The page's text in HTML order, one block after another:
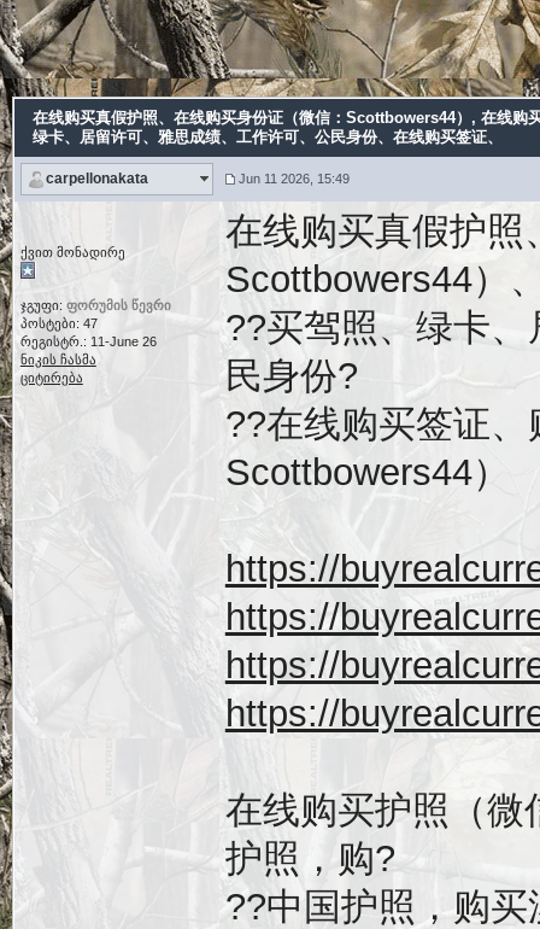
在线购买真假护照、在线购买身份证（微信：Scottbowers44） , 在线购
绿卡、居留许可、雅思成绩、工作许可、公民身份、在线购买签证、
carpellonakata Jun 11 2026, 15:49
ქვით მონადირე
ჯგუფი: ფორუმის წევრი
პოსტები: 47
რეგისტრ.: 11-June 26
ნიკის ჩასმა
ციტირება
在线购买真假护照
Scottbowers44）
??买驾照、绿卡
民身份?
??在线购买签证
Scottbowers44）
https://
https://
https://
https://
在线购买护照（微
护照，购?
??中国护照，购